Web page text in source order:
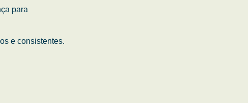
para
e consistentes.